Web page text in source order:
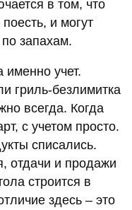
в том, что
и могут
запахам.
учет.
гриль-безлимитка
всегда. Когда
с учетом просто.
списались.
отдачи и продажи
строится в
здесь – это